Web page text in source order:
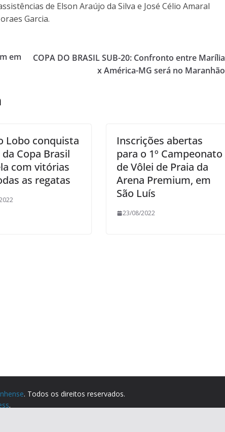
de Elson Araújo da Silva e José Célio Amaral
Garcia.
em
COPA DO BRASIL SUB-20: Confronto entre Marília
x América-MG será no Maranhão
Lobo conquista
Copa Brasil
com vitórias
as regatas
Inscrições abertas
para o 1º Campeonato
de Vôlei de Praia da
Arena Premium, em
São Luís
23/08/2022
. Todos os direitos reservados.
.